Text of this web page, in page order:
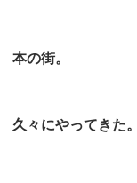
本の街。
久々にやってきた。